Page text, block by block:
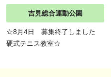
吉見総合運動公園
☆8月4日 募集終了しました
硬式テニス教室☆